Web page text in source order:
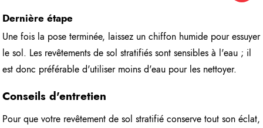
Dernière étape
Une fois la pose terminée, laissez un chiffon humide pour essuyer
le sol. Les revêtements de sol stratifiés sont sensibles à l'eau ; il
est donc préférable d'utiliser moins d'eau pour les nettoyer.
Conseils d'entretien
Pour que votre revêtement de sol stratifié conserve tout son éclat,